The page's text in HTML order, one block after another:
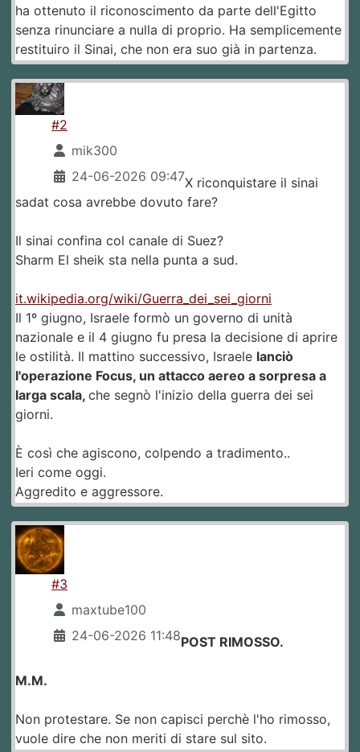
ha ottenuto il riconoscimento da parte dell'Egitto
senza rinunciare a nulla di proprio. Ha semplicemente
restituiro il Sinai, che non era suo già in partenza.
#2
mik300
24-06-2026 09:47X riconquistare il sinai
sadat cosa avrebbe dovuto fare?
Il sinai confina col canale di Suez?
Sharm El sheik sta nella punta a sud.
it.wikipedia.org/wiki/Guerra_dei_sei_giorni
Il 1º giugno, Israele formò un governo di unità
nazionale e il 4 giugno fu presa la decisione di aprire
le ostilità. Il mattino successivo, Israele lanciò
l'operazione Focus, un attacco aereo a sorpresa a
larga scala, che segnò l'inizio della guerra dei sei
giorni.
È così che agiscono, colpendo a tradimento..
Ieri come oggi.
Aggredito e aggressore.
#3
maxtube100
24-06-2026 11:48POST RIMOSSO.
M.M.
Non protestare. Se non capisci perchè l'ho rimosso,
vuole dire che non meriti di stare sul sito.